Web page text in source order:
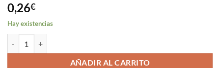
0,26€
Hay existencias
AÑADIR AL CARRITO